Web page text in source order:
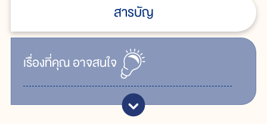
สารบัญ
เรื่ิองที่คุณอาจสนใจ